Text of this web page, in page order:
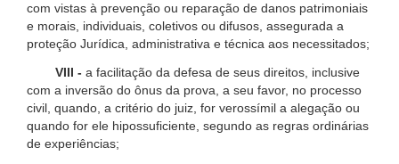
com vistas à prevenção ou reparação de danos patrimoniais
e morais, individuais, coletivos ou difusos, assegurada a
proteção Jurídica, administrativa e técnica aos necessitados;
VIII - a facilitação da defesa de seus direitos, inclusive
com a inversão do ônus da prova, a seu favor, no processo
civil, quando, a critério do juiz, for verossímil a alegação ou
quando for ele hipossuficiente, segundo as regras ordinárias
de experiências;